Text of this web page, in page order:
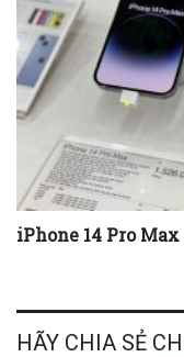
iPhone 14 Pro
HÃY CHIA SẺ